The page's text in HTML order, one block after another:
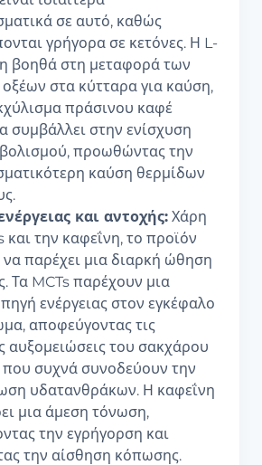
σε αυτό, καθώς
γρήγορα σε κετόνες. Η L-
βοηθά στη μεταφορά των
στα κύτταρα για καύση,
πράσινου καφέ
συμβάλλει στην ενίσχυση
προωθώντας την
καύση θερμίδων
και αντοχής: Χάρη
και την καφεΐνη, το προϊόν
να παρέχει μια διαρκή ώθηση
Τα MCTs παρέχουν μια
ενέργειας στον εγκέφαλο
αποφεύγοντας τις
αυξομειώσεις του σακχάρου
που συχνά συνοδεύουν την
υδατανθράκων. Η καφεΐνη
μια άμεση τόνωση,
την εγρήγορση και
την αίσθηση κόπωσης.